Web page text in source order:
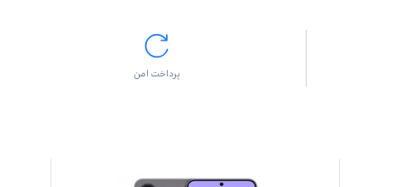
پرداخت امن